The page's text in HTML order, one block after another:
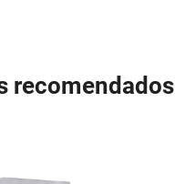
recomendados